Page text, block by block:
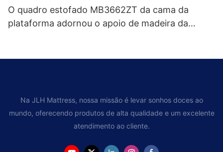
O quadro estofado MB3662ZT da cama da
plataforma adornou o apoio de madeira da
Na JLH Mattress, nossa missão é levar sonhos doces ao
mundo, oferecendo produtos de alta qualidade e um excelente
atendimento ao cliente.